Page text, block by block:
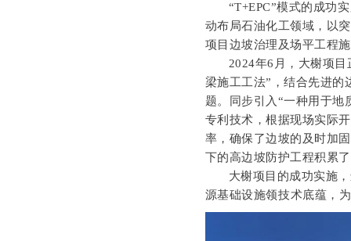
“T+EPC”模式的成功
动布局石油化工领域，以
项目边坡治理及场平工程
2024年6月，大榭项
梁施工工法”，结合先进的
题。同步引入“一种用于地
专利技术，根据现场实际
率，确保了边坡的及时加
下的高边坡防护工程积累
大榭项目的成功实施
源基础设施领技术底蕴，